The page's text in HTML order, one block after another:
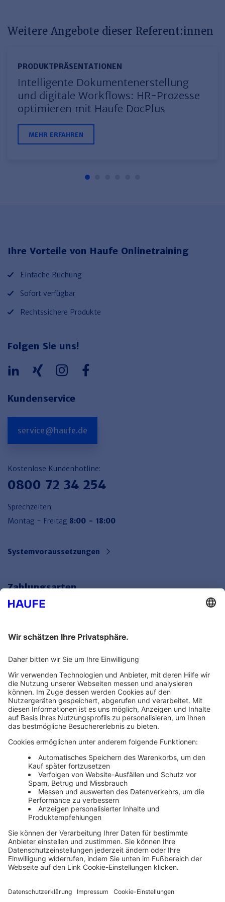
Weitere Angebote dieser Referent:innen
PRODUKTPRÄSEN­TATIONEN
Intelligente Dokumentenerstellung
und digitale Workflows: HR-Prozesse
optimieren mit Haufe DocPlus
MEHR ERFAHREN
Ihre Vorteile von Haufe Onlinetraining
Einfache Buchung
Sofort verfügbar
Rechtssichere Produkte
Folgen Sie uns!
Kundenservice
service@haufe.de
Kostenlose Kundenhotline:
0800 72 34 254
Sprechzeiten:
Montag - Freitag 8:00 - 18:00
Systemvoraussetzungen
Zahlungsarten
Themenwelten und Produktschulungen
Haufe Group
Impressum AGBDatenschutzCookie-Einstellungen verwalten